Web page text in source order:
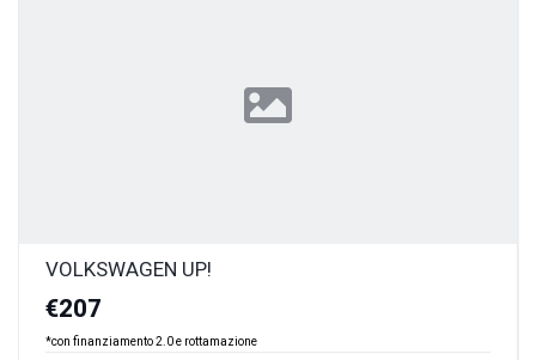
VOLKSWAGEN UP!
€207
*con finanziamento 2.0 e rottamazione